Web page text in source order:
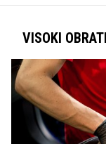
VISOKI OBRATI